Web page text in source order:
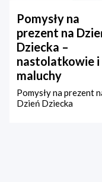
Pomysły na
prezent na
Dziecka –
nastolatkowie i
maluchy
Pomysły na prezent
Dzień Dziecka